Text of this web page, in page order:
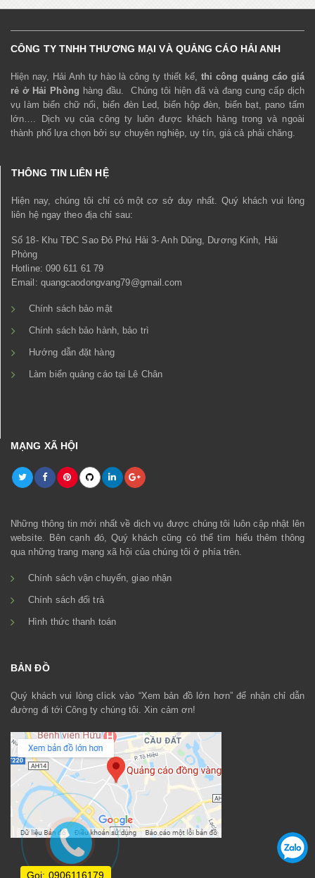
CÔNG TY TNHH THƯƠNG MẠI VÀ QUẢNG CÁO HẢI ANH
Hiện nay, Hải Anh tự hào là công ty thiết kế, thi công quảng cáo giá
rẻ ở Hải Phòng hàng đầu. Chúng tôi hiện đã và đang cung cấp dịch
vụ làm biển chữ nổi, biển đèn Led, biển hộp đèn, biển bạt, pano tấm
lớn…. Dịch vụ của công ty luôn được khách hàng trong và ngoài
thành phố lựa chọn bởi sự chuyên nghiệp, uy tín, giá cả phải chăng.
THÔNG TIN LIÊN HỆ
Hiện nay, chúng tôi chỉ có một cơ sở duy nhất. Quý khách vui lòng
liên hệ ngay theo địa chỉ sau:
Số 18- Khu TĐC Sao Đỏ Phú Hải 3- Anh Dũng, Dương Kinh, Hải
Phòng
Hotline: 090 611 61 79
Email: quangcaodongvang79@gmail.com
Chính sách bảo mật
Chính sách bảo hành, bảo trì
Hướng dẫn đặt hàng
Làm biển quảng cáo tại Lê Chân
MẠNG XÃ HỘI
Những thông tin mới nhất về dịch vụ được chúng tôi luôn cập nhật lên
website. Bên cạnh đó, Quý khách cũng có thể tìm hiểu thêm thông
qua những trang mạng xã hội của chúng tôi ở phía trên.
Chính sách vận chuyển, giao nhận
Chính sách đổi trả
Hình thức thanh toán
BẢN ĐỒ
Quý khách vui lòng click vào “Xem bản đồ lớn hơn” để nhận chỉ dẫn
đường đi tới Công ty chúng tôi. Xin cảm ơn!
Gọi: 0906116179